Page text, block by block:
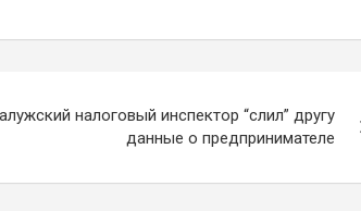
налоговый инспектор “слил” другу
данные о предпринимателе